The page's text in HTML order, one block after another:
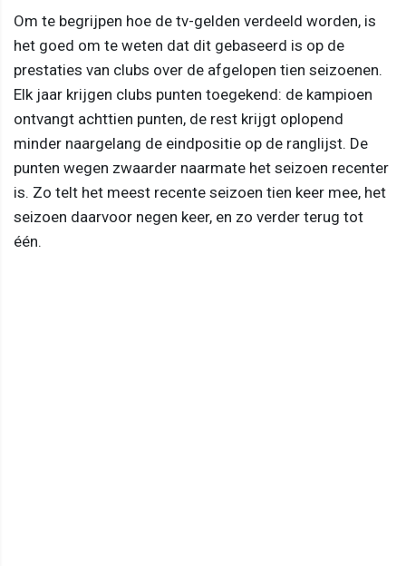
Om te begrijpen hoe de tv-gelden verdeeld worden, is
het goed om te weten dat dit gebaseerd is op de
prestaties van clubs over de afgelopen tien seizoenen.
Elk jaar krijgen clubs punten toegekend: de kampioen
ontvangt achttien punten, de rest krijgt oplopend
minder naargelang de eindpositie op de ranglijst. De
punten wegen zwaarder naarmate het seizoen recenter
is. Zo telt het meest recente seizoen tien keer mee, het
seizoen daarvoor negen keer, en zo verder terug tot
één.